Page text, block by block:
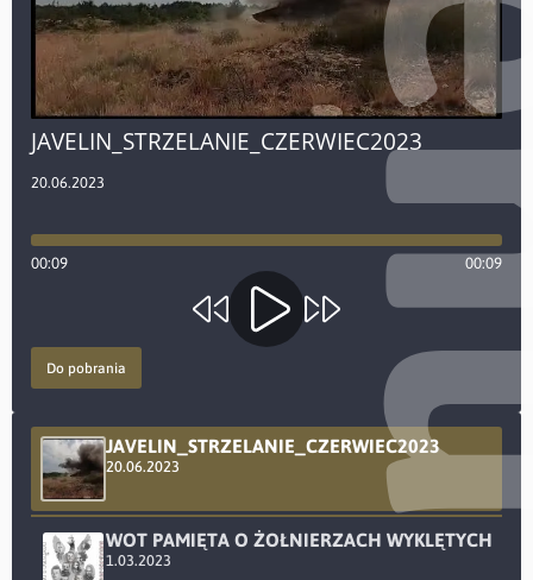
JAVELIN_STRZELANIE_CZERWIEC2023
20.06.2023
00:09 00:09
10 sec wstecz
Odtwórz10 sec w przód
Do pobrania
JAVELIN_STRZELANIE_CZERWIEC2023
20.06.2023
WOT PAMIĘTA O ŻOŁNIERZACH WYKLĘTYCH
1.03.2023